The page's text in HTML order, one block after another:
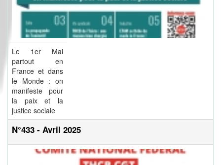
Le 1er Mai
partout en
France et dans
le Monde : on
manifeste pour
la paix et la
justice sociale
N°433 - Avril 2025